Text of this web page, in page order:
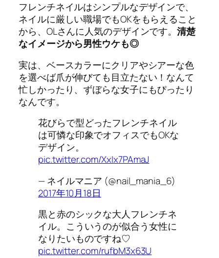
フレンチネイルはシンプルなデザインで、
ネイルに厳しい職場でもOKをもらえること
から、OLさんに人気のデザインです。清楚
なイメージから男性ウケも◎
実は、ベースカラーにクリアやシアーな色
を選べば爪が伸びても目立たない！なんて
忙しかったり、ずぼらな女子にもぴったり
なんです。
花びらで型どったフレンチネイル
は可憐な印象でオフィスでもOKな
デザイン。
pic.twitter.com/XxIx7PAmaJ
— ネイルマニア (@nail_mania_6)
2017年10月18日
黒と赤のシックな大人フレンチネ
イル。こういうのが似合う女性に
なりたいものですね♡
pic.twitter.com/rufbM3x63U